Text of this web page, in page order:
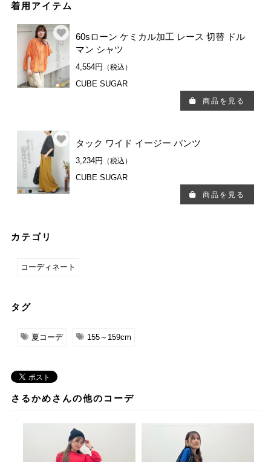
着用アイテム
60sローン ケミカル加工 レース 切替 ドル
マン シャツ
4,554円 （税込）
CUBE SUGAR
商品を見る
タック ワイド イージー パンツ
3,234円 （税込）
CUBE SUGAR
商品を見る
カテゴリ
コーディネート
タグ
夏コーデ 155～159cm
さるかめさんの他のコーデ